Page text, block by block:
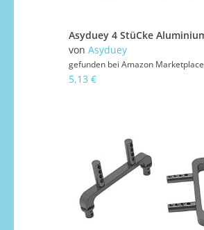
von Asyduey
gefunden bei Amazon Marketplace
5,13 €